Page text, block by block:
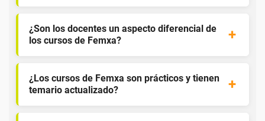
¿Son los docentes un aspecto diferencial de
los cursos de Femxa?
¿Los cursos de Femxa son prácticos y tienen
temario actualizado?